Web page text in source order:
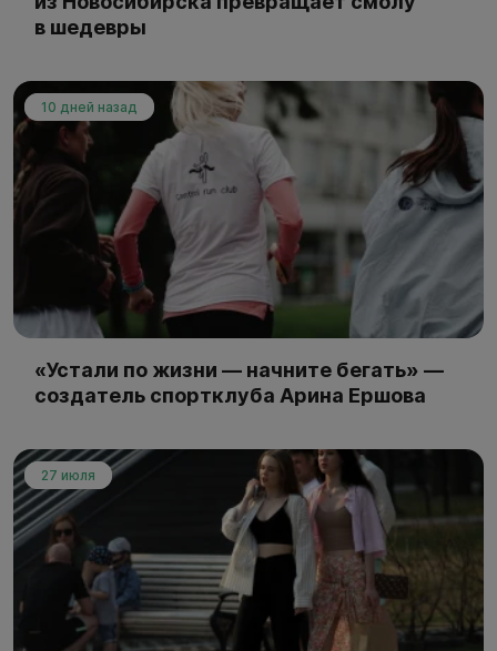
в шедевры
10 дней назад
«Устали по жизни — начните бегать» —
создатель спортклуба Арина Ершова
27 июля